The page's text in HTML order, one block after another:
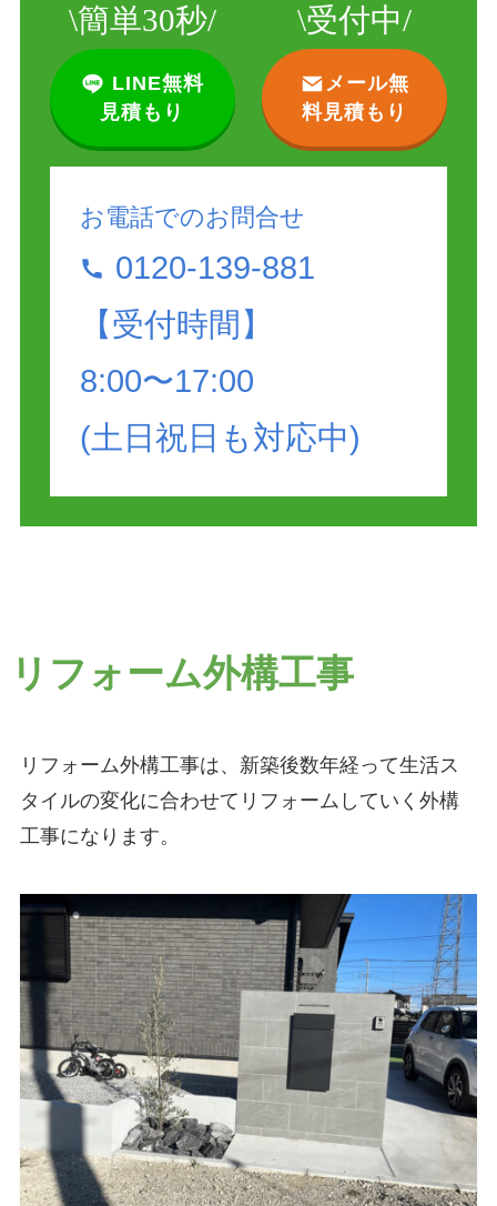
\簡単30秒/
LINE無料
見積もり
\受付中/
メール無
料見積もり
お電話でのお問合せ
0120-139-881
【受付時間】
8:00〜17:00
(土日祝日も対応中)
リフォーム外構工事
リフォーム外構工事は、新築後数年経って生活ス
タイルの変化に合わせてリフォームしていく 外構
工事になります。